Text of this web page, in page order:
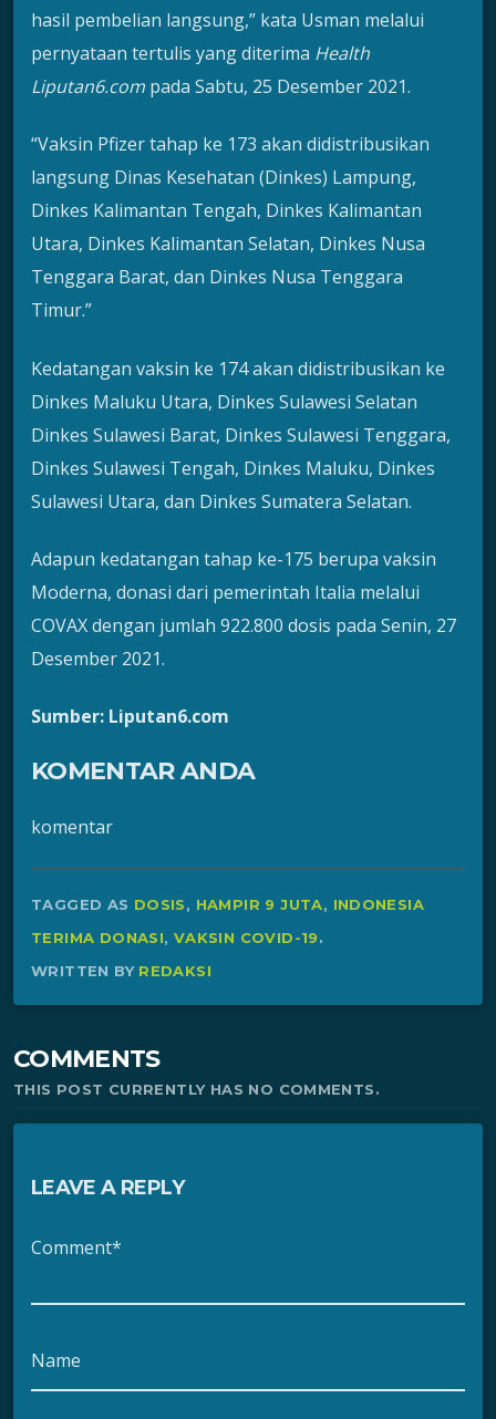
hasil pembelian langsung,” kata Usman melalui
pernyataan tertulis yang diterima Health
Liputan6.com pada Sabtu, 25 Desember 2021.
“Vaksin Pfizer tahap ke 173 akan didistribusikan
langsung Dinas Kesehatan (Dinkes) Lampung,
Dinkes Kalimantan Tengah, Dinkes Kalimantan
Utara, Dinkes Kalimantan Selatan, Dinkes Nusa
Tenggara Barat, dan Dinkes Nusa Tenggara
Timur.”
Kedatangan vaksin ke 174 akan didistribusikan ke
Dinkes Maluku Utara, Dinkes Sulawesi Selatan
Dinkes Sulawesi Barat, Dinkes Sulawesi Tenggara,
Dinkes Sulawesi Tengah, Dinkes Maluku, Dinkes
Sulawesi Utara, dan Dinkes Sumatera Selatan.
Adapun kedatangan tahap ke-175 berupa vaksin
Moderna, donasi dari pemerintah Italia melalui
COVAX dengan jumlah 922.800 dosis pada Senin, 27
Desember 2021.
Sumber: Liputan6.com
KOMENTAR ANDA
komentar
TAGGED AS DOSIS, HAMPIR 9 JUTA, INDONESIA
TERIMA DONASI, VAKSIN COVID-19.
WRITTEN BY REDAKSI
COMMENTS
THIS POST CURRENTLY HAS NO COMMENTS.
LEAVE A REPLY
Comment*
Name